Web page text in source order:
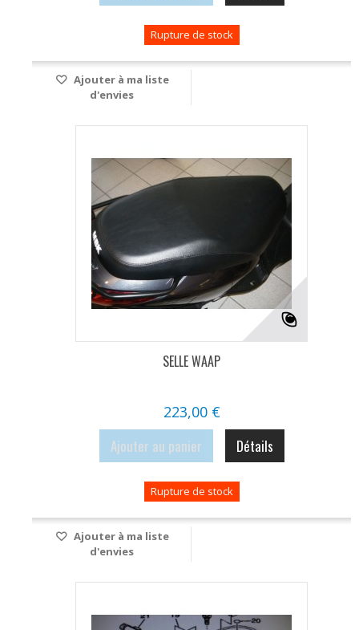
Rupture de stock
Ajouter à ma liste
d'envies
SELLE WAAP
223,00 €
Ajouter au panier Détails
Rupture de stock
Ajouter à ma liste
d'envies